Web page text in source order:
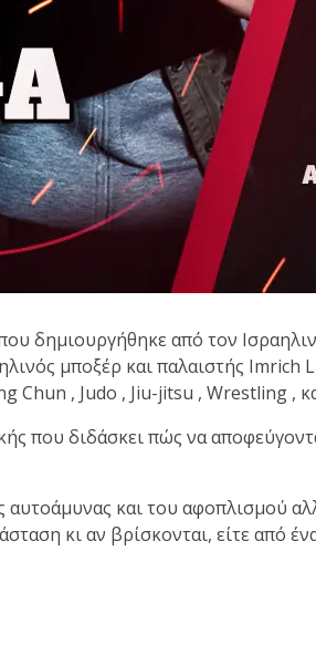
δημιουργήθηκε από τον
μποξέρ και παλαιστής Imrich
Chun , Judo , Jiu-jitsu , Wrestling ,
που διδάσκει πώς να
και του αφοπλισμού
κι αν βρίσκονται, είτε από